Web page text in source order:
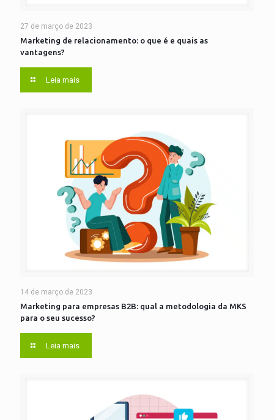
27 de março de 2023
Marketing de relacionamento: o que é e quais as
vantagens?
Leia mais
14 de março de 2023
Marketing para empresas B2B: qual a metodologia da MKS
para o seu sucesso?
Leia mais